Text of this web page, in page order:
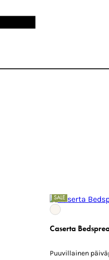
SALE
Caserta
Puuvillainen